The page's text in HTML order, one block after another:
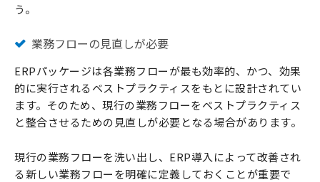
う。
業務フローの見直しが必要
ERPパッケージは各業務フローが最も効率的、かつ、効果
的に実行されるベストプラクティスをもとに設計されてい
ます。そのため、現行の業務フローをベストプラクティス
と整合させるための見直しが必要となる場合があります。
現行の業務フローを洗い出し、ERP導入によって改善され
る新しい業務フローを明確に定義しておくことが重要で